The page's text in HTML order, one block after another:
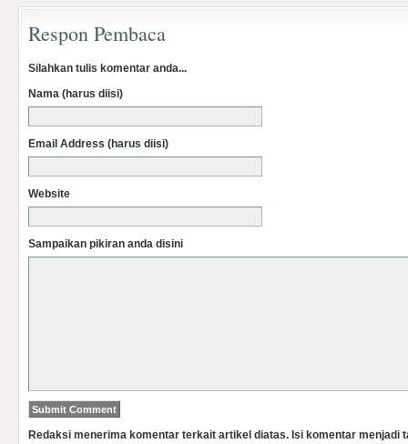
Respon Pembaca
Silahkan tulis komentar anda...
Nama (harus diisi)
Email Address (harus diisi)
Website
Sampaikan pikiran anda disini
Redaksi menerima komentar terkait artikel diatas. Isi komentar menjadi